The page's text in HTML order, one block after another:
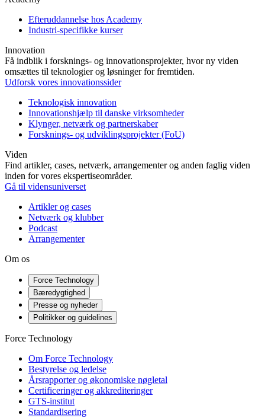
Efteruddannelse hos Academy
Industri-specifikke kurser
Innovation
Få indblik i forsknings- og innovationsprojekter, hvor ny viden
omsættes til teknologier og løsninger for fremtiden.
Udforsk vores innovationssider
Teknologisk innovation
Innovationshjælp til danske virksomheder
Klynger, netværk og partnerskaber
Forsknings- og udviklingsprojekter (FoU)
Viden
Find artikler, cases, netværk, arrangementer og anden faglig viden
inden for vores ekspertiseområder.
Gå til vidensuniverset
Artikler og cases
Netværk og klubber
Podcast
Arrangementer
Om os
Force Technology
Bæredygtighed
Presse og nyheder
Politikker og guidelines
Force Technology
Om Force Technology
Bestyrelse og ledelse
Årsrapporter og økonomiske nøgletal
Certificeringer og akkrediteringer
GTS-institut
Standardisering